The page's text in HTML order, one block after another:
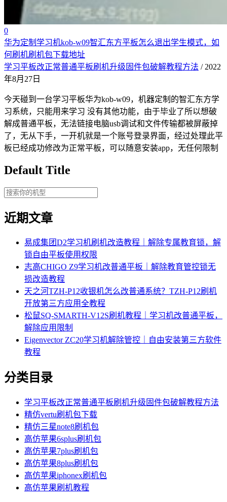
0
华为定制学习机kob-w09智汇东方平板怎么退出学生模式，如
何刷机刷机包下载地址
学习平板改正常普通平板刷机升级固件包破解教程方法 / 2022
年8月27日
今天碰到一台学习平板华为kob-w09，机器定制的智汇东方学
习系统，只能用来学习 没有其他功能，由于毕业了所以想破
解成普通平板，无法链接电脑usb调试和文件传输都被屏蔽掉
了，无从下手，一开机就是一个账号登录界面，经过处理此平
板已经成功修改为正常平板，可以随意安装app，无任何限制
Default Title
近期文章
易成集团D2学习机刷机改造教程｜解除专属教育锁，解
锁自由平板使用权限
志高CHIGO Z9学习机改普通平板｜解除教育管控锁无
损改造教程
天之河TZH-P12收银机怎么改普通系统？TZH-P12刷机
开放第三方应用全教程
松鼠SQ-SMARTH-V12S刷机教程｜学习机改普通平板，
解除应用限制
Eigenvector ZC20学习机解除管控｜自由安装第三方软件
教程
分类目录
学习平板改正常普通平板刷机升级固件包破解教程方法
精仿vertu刷机包下载
精仿三星note8刷机包
高仿苹果6splus刷机包
高仿苹果7plus刷机包
高仿苹果8plus刷机包
高仿苹果iphonex刷机包
高仿苹果刷机教程